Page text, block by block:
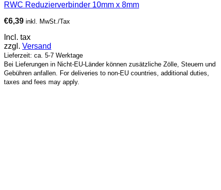
RWC Reduzierverbinder 10mm x 8mm
€6,39 inkl. MwSt./Tax
Incl. tax
zzgl. Versand
Lieferzeit: ca. 5-7 Werktage
Bei Lieferungen in Nicht-EU-Länder können zusätzliche Zölle, Steuern und
Gebühren anfallen. For deliveries to non-EU countries, additional duties,
taxes and fees may apply.